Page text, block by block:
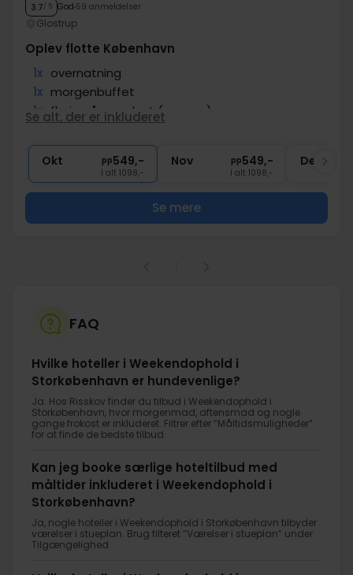
3.7/ 5 God 59 anmeldelser
Glostrup
Oplev flotte København
1x overnatning
1x morgenbuffet
1x fl. vin på værelset (pr. vær.)
∞ Gratis parkering
Se alt, der er inkluderet
Okt pp549,-
I alt 1098,-
Nov pp549,-
I alt 1098,-
Dec
Se mere
FAQ
Hvilke hoteller i Weekendophold i
Storkøbenhavn er hundevenlige?
Ja. Hos Risskov finder du tilbud i Weekendophold i
Storkøbenhavn, hvor morgenmad, aftensmad og nogle
gange frokost er inkluderet. Filtrer efter ”Måltidsmuligheder”
for at finde de bedste tilbud.
Kan jeg booke særlige hoteltilbud med
måltider inkluderet i Weekendophold i
Storkøbenhavn?
Ja, nogle hoteller i Weekendophold i Storkøbenhavn tilbyder
værelser i stueplan. Brug filteret ”Værelser i stueplan” under
Tilgængelighed.